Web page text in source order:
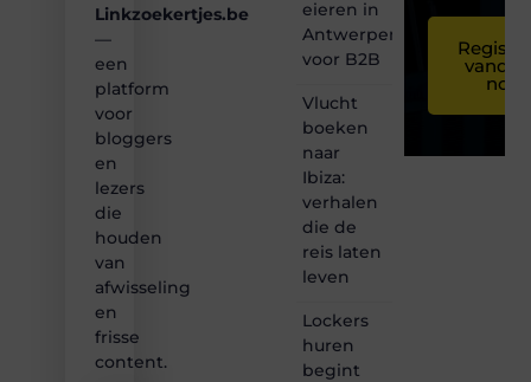
Linkzoekertjes.be
—
een
platform
voor
bloggers
en
lezers
die
houden
van
afwisseling
en
frisse
content.
eieren in
Antwerpen
voor B2B
Vlucht
boeken
naar
Ibiza:
verhalen
die de
reis laten
leven
Lockers
huren
begint
nog